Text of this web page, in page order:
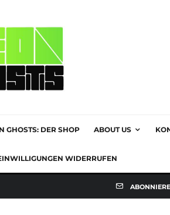
GHOSTS: DER SHOP ABOUT US
WIDERRUFEN